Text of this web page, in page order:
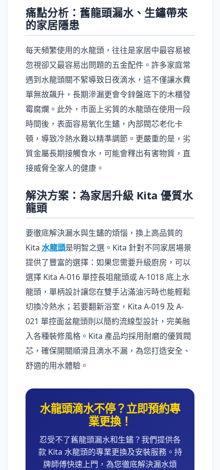
痛點分析：舊龍頭漏水、生鏽帶來
的家居隱患
每天頻繁使用的水龍頭，往往是家居中最容易被
忽視卻又最容易出問題的五金配件。許多家庭常
遇到水龍頭關不緊導致日夜滴水，這不僅讓水費
單無故飆升，長期滲漏更會令鋅盤底下的木櫃發
霉腐爛。此外，市面上劣質的水龍頭在使用一段
時間後，表面容易氧化生鏽，內部閥芯老化卡
頓，導致冷熱水難以精準調節。更嚴重的是，劣
質金屬長期接觸食水，可能會釋出有害物質，直
接威脅全家人的健康。
解決方案：為家居升級 Kita 優質水
龍頭
要徹底解決漏水與生鏽的煩惱，換上高品質的
Kita 水龍頭是明智之選。Kita 針對不同家居場景
提供了豐富的選擇：如果您需要升級廚房，可以
選擇 Kita A-016 單控長咀龍頭或 A-1018 底上水
龍頭，單柄設計讓您在雙手沾滿油污時也能輕鬆
切換冷熱水；若要翻新浴室，Kita A-019 及 A-
021 單控面盆龍頭則以簡約流線型設計，完美融
入各種裝修風格。Kita 產品均採用耐磨的優質閥
芯，確保開關順滑且滴水不漏，為您打造安全、
舒適的用水體驗。
水龍頭滴水不停？立即預約專
業更換！
忍受不了舊龍頭漏水和生鏽？我們提供各
款 Kita 水龍頭的專業更換及安裝服務。持
牌師傅快速上門，為您徹底解決漏水煩